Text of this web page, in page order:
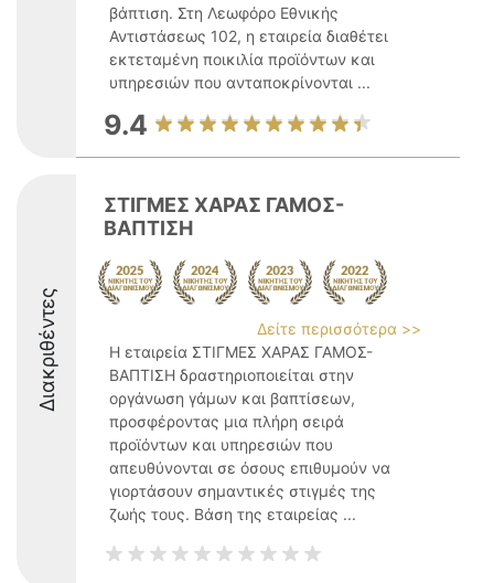
βάπτιση. Στη Λεωφόρο Εθνικής
Αντιστάσεως 102, η εταιρεία διαθέτει
εκτεταμένη ποικιλία προϊόντων και
υπηρεσιών που ανταποκρίνονται ...
9.4
Διακριθέντες
ΣΤΙΓΜΕΣ ΧΑΡΑΣ ΓΑΜΟΣ-
ΒΑΠΤΙΣΗ
Δείτε περισσότερα >>
Η εταιρεία ΣΤΙΓΜΕΣ ΧΑΡΑΣ ΓΑΜΟΣ-
ΒΑΠΤΙΣΗ δραστηριοποιείται στην
οργάνωση γάμων και βαπτίσεων,
προσφέροντας μια πλήρη σειρά
προϊόντων και υπηρεσιών που
απευθύνονται σε όσους επιθυμούν να
γιορτάσουν σημαντικές στιγμές της
ζωής τους. Βάση της εταιρείας ...